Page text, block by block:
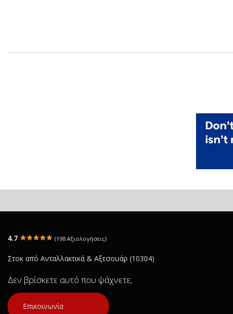
4.7 (198 Αξιολογήσεις)
Στοκ από Ανταλλακτικά & Αξεσουάρ (10304)
Δεν βρίσκετε αυτό που ψάχνετε;
Επικοινωνία